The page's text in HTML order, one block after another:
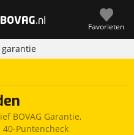
Favorieten
garantie
BOVAG Garantie,
Puntencheck